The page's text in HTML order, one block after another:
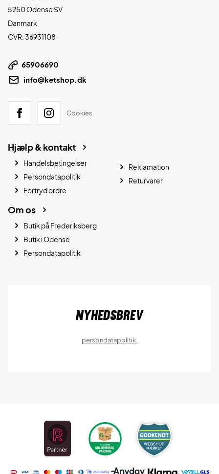
5250 Odense SV
Danmark
CVR: 36931108
65906690
info@ketshop.dk
Cookies
Hjælp & kontakt
Handelsbetingelser
Persondatapolitik
Fortryd ordre
Reklamation
Returvarer
Om os
Butik på Frederiksberg
Butik i Odense
Persondatapolitik
Nyhedsbrev
persondatapolitik.